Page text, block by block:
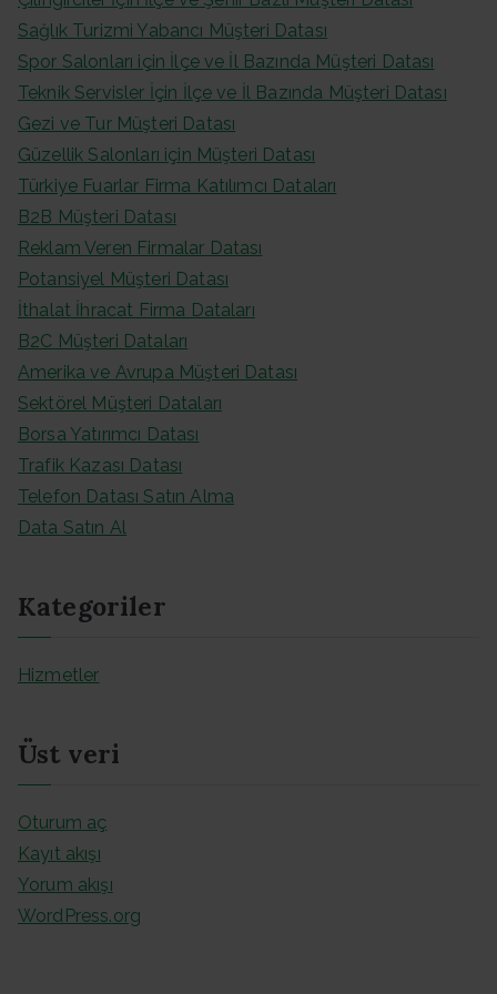
Sağlık Turizmi Yabancı Müşteri Datası
Spor Salonları için İlçe ve İl Bazında Müşteri Datası
Teknik Servisler İçin İlçe ve İl Bazında Müşteri Datası
Gezi ve Tur Müşteri Datası
Güzellik Salonları için Müşteri Datası
Türkiye Fuarlar Firma Katılımcı Dataları
B2B Müşteri Datası
Reklam Veren Firmalar Datası
Potansiyel Müşteri Datası
İthalat İhracat Firma Dataları
B2C Müşteri Dataları
Amerika ve Avrupa Müşteri Datası
Sektörel Müşteri Dataları
Borsa Yatırımcı Datası
Trafik Kazası Datası
Telefon Datası Satın Alma
Data Satın Al
Kategoriler
Hizmetler
Üst veri
Oturum aç
Kayıt akışı
Yorum akışı
WordPress.org